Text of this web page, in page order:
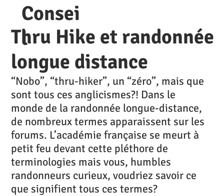
Thru Hike et randonnée
longue distance
“Nobo”, “thru-hiker”, un “zéro”, mais que
sont tous ces anglicismes?! Dans le
monde de la randonnée longue-distance,
de nombreux termes apparaissent sur les
forums. L’académie française se meurt à
petit feu devant cette pléthore de
terminologies mais vous, humbles
randonneurs curieux, voudriez savoir ce
que signifient tous ces termes?
Consei
l